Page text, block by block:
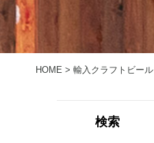
HOME > 輸入クラフトビール
検索